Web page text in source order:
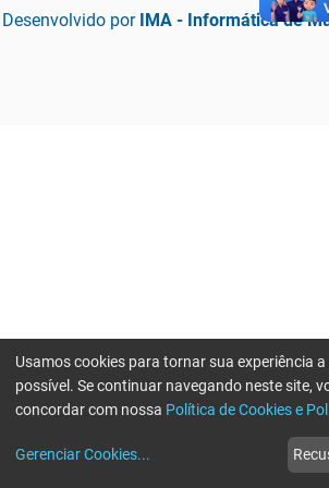
Desenvolvido por IMA - Informática de
Usamos cookies para tornar sua experiência a
possível. Se continuar navegando neste site,
concordar com nossa Política de Cookies e
Gerenciar Cookies...
Erro ao enviar informações, por favor tente